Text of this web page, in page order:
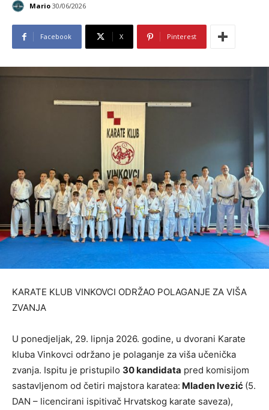
Mario 30/06/2026
Facebook X Pinterest
KARATE KLUB VINKOVCI ODRŽAO POLAGANJE ZA VIŠA
ZVANJA
U ponedjeljak, 29. lipnja 2026. godine, u dvorani Karate
kluba Vinkovci održano je polaganje za viša učenička
zvanja. Ispitu je pristupilo 30 kandidata pred komisijom
sastavljenom od četiri majstora karatea: Mladen Ivezić (5.
DAN – licencirani ispitivač Hrvatskog karate saveza),